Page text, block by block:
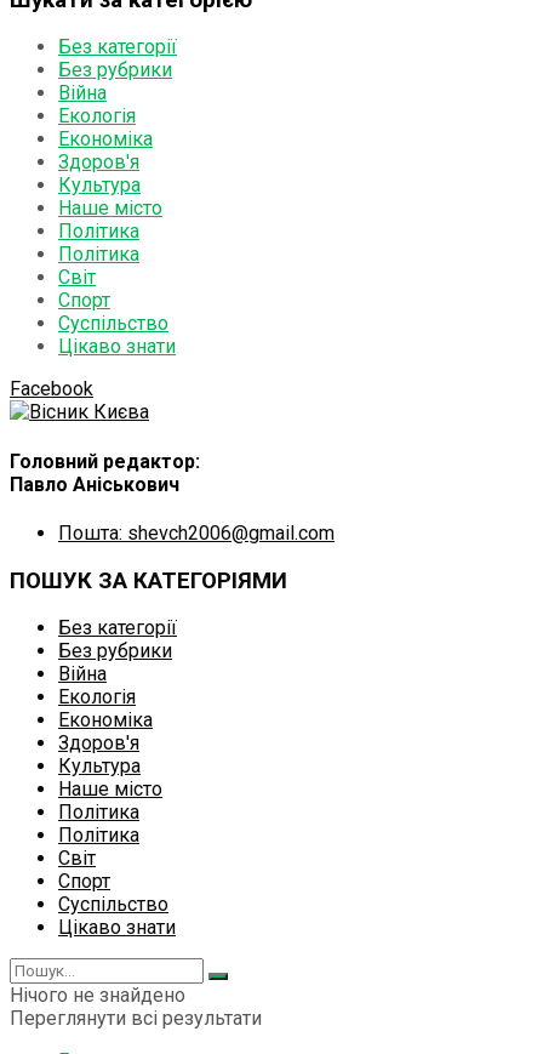
Без категорії
Без рубрики
Війна
Екологія
Економіка
Здоров'я
Культура
Наше місто
Політика
Політика
Світ
Спорт
Суспільство
Цікаво знати
Facebook
Головний редактор:
Павло Аніськович
Пошта: shevch2006@gmail.com
ПОШУК ЗА КАТЕГОРІЯМИ
Без категорії
Без рубрики
Війна
Екологія
Економіка
Здоров'я
Культура
Наше місто
Політика
Політика
Світ
Спорт
Суспільство
Цікаво знати
Нічого не знайдено
Переглянути всі результати